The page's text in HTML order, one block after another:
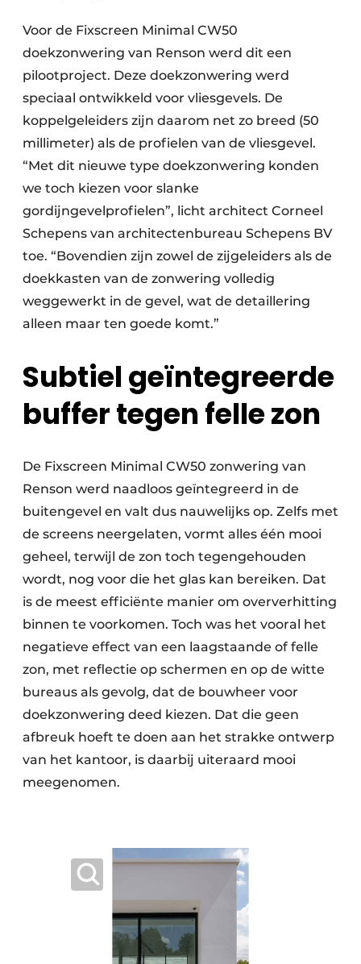
Voor de Fixscreen Minimal CW50
doekzonwering van Renson werd dit een
pilootproject. Deze doekzonwering werd
speciaal ontwikkeld voor vliesgevels. De
koppelgeleiders zijn daarom net zo breed (50
millimeter) als de profielen van de vliesgevel.
“Met dit nieuwe type doekzonwering konden
we toch kiezen voor slanke
gordijngevelprofielen”, licht architect Corneel
Schepens van architectenbureau Schepens BV
toe. “Bovendien zijn zowel de zijgeleiders als de
doekkasten van de zonwering volledig
weggewerkt in de gevel, wat de detaillering
alleen maar ten goede komt.”
Subtiel geïntegreerde
buffer tegen felle zon
De Fixscreen Minimal CW50 zonwering van
Renson werd naadloos geïntegreerd in de
buitengevel en valt dus nauwelijks op. Zelfs met
de screens neergelaten, vormt alles één mooi
geheel, terwijl de zon toch tegengehouden
wordt, nog voor die het glas kan bereiken. Dat
is de meest efficiënte manier om oververhitting
binnen te voorkomen. Toch was het vooral het
negatieve effect van een laagstaande of felle
zon, met reflectie op schermen en op de witte
bureaus als gevolg, dat de bouwheer voor
doekzonwering deed kiezen. Dat die geen
afbreuk hoeft te doen aan het strakke ontwerp
van het kantoor, is daarbij uiteraard mooi
meegenomen.